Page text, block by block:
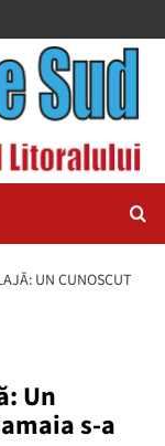
UN CUNOSCUT
Un
s-a